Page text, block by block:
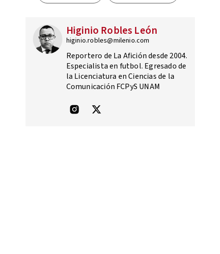
Higinio Robles León
higinio.robles@milenio.com
Reportero de La Afición desde 2004.
Especialista en futbol. Egresado de
la Licenciatura en Ciencias de la
Comunicación FCPyS UNAM